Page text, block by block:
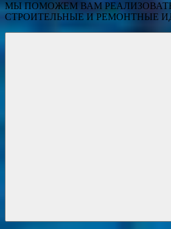
МЫ ПОМОЖЕМ ВАМ
СТРОИТЕЛЬНЫЕ И РЕМОНТНЫЕ